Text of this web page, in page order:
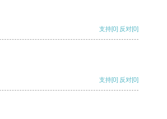
支持[0] 反对[0]
支持[0] 反对[0]